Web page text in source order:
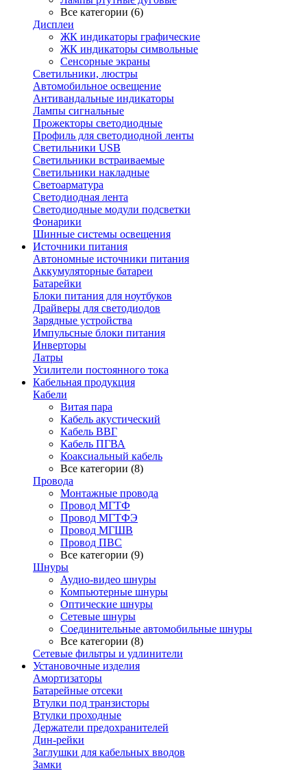
Все категории (6)
Дисплеи
ЖК индикаторы графические
ЖК индикаторы символьные
Сенсорные экраны
Cветильники, люстры
Автомобильное освещение
Антивандальные индикаторы
Лампы сигнальные
Прожекторы светодиодные
Профиль для светодиодной ленты
Светильники USB
Светильники встраиваемые
Светильники накладные
Светоарматура
Светодиодная лента
Светодиодные модули подсветки
Фонарики
Шинные системы освещения
Источники питания
Автономные источники питания
Аккумуляторные батареи
Батарейки
Блоки питания для ноутбуков
Драйверы для светодиодов
Зарядные устройства
Импульсные блоки питания
Инверторы
Латры
Усилители постоянного тока
Кабельная продукция
Кабели
Витая пара
Кабель акустический
Кабель ВВГ
Кабель ПГВА
Коаксиальный кабель
Все категории (8)
Провода
Монтажные провода
Провод МГТФ
Провод МГТФЭ
Провод МГШВ
Провод ПВС
Все категории (9)
Шнуры
Аудио-видео шнуры
Компьютерные шнуры
Оптические шнуры
Сетевые шнуры
Соединительные автомобильные шнуры
Все категории (8)
Сетевые фильтры и удлинители
Установочные изделия
Амортизаторы
Батарейные отсеки
Втулки под транзисторы
Втулки проходные
Держатели предохранителей
Дин-рейки
Заглушки для кабельных вводов
Замки